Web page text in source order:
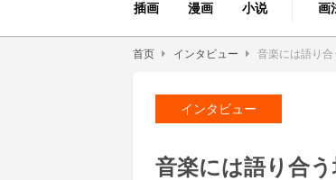
插画 漫画 小说 画
首页 インタビュー 音楽には語り合
インタビュー
音楽には語り合